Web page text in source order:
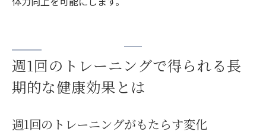
週1回のトレーニングで得られる長
期的な健康効果とは
週1回のトレーニングがもたらす変化